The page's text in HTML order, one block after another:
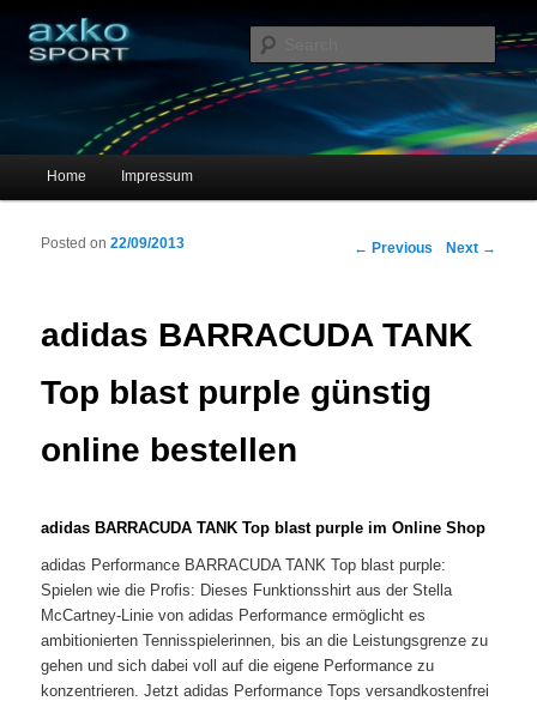
axko-sport – Sportschuhe online
Main menu
Skip to primary content
Skip to secondary content
Home Impressum
Post navigation
← Previous Next →
adidas BARRACUDA TANK
Top blast purple günstig
online bestellen
Posted on22/09/2013
adidas BARRACUDA TANK Top blast purple im Online Shop
adidas Performance BARRACUDA TANK Top blast purple:
Spielen wie die Profis: Dieses Funktionsshirt aus der Stella
McCartney-Linie von adidas Performance ermöglicht es
ambitionierten Tennisspielerinnen, bis an die Leistungsgrenze zu
gehen und sich dabei voll auf die eigene Performance zu
konzentrieren. Jetzt adidas Performance Tops versandkostenfrei